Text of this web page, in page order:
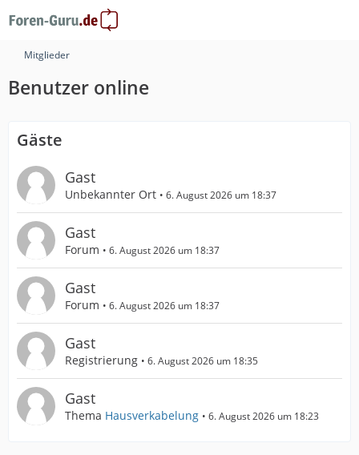
Mitglieder
Benutzer online
Gäste
Gast
Unbekannter Ort 6. August 2026 um 18:37
Gast
Forum 6. August 2026 um 18:37
Gast
Forum 6. August 2026 um 18:37
Gast
Registrierung 6. August 2026 um 18:35
Gast
Thema Hausverkabelung 6. August 2026 um 18:23